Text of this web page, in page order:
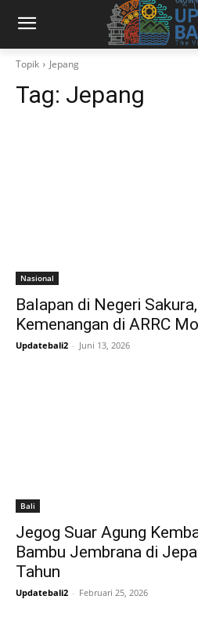
Topik Jepang
Tag: Jepang
Nasional
Balapan di Negeri
Kemenangan di ARRC
Updatebali2 - Juni 13, 2026
Bali
Jegog Suar Agung
Bambu Jembrana di
Tahun
Updatebali2 - Februari 25, 2026